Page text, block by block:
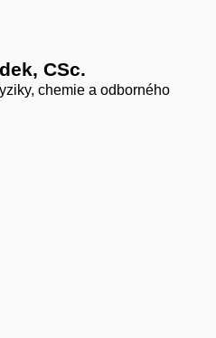
CSc.
chemie a odborného